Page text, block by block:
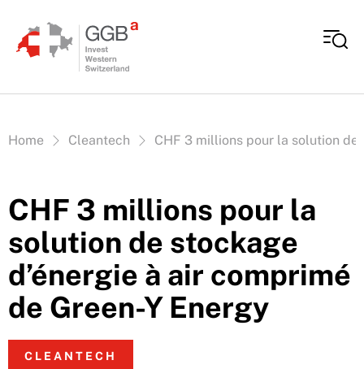
Vous êtes ici:
Home Cleantech CHF 3 millions pour la solution de
CHF 3 millions pour la
solution de stockage
d’énergie à air comprimé
de Green-Y Energy
CLEANTECH